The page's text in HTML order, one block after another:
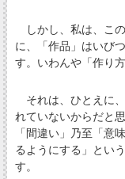
しかし、私は、こ
に、「作品」はいび
す。いわんや「作り
それは、ひとえに
れていないからだと
「間違い」乃至「意
るようにする」とい
す。